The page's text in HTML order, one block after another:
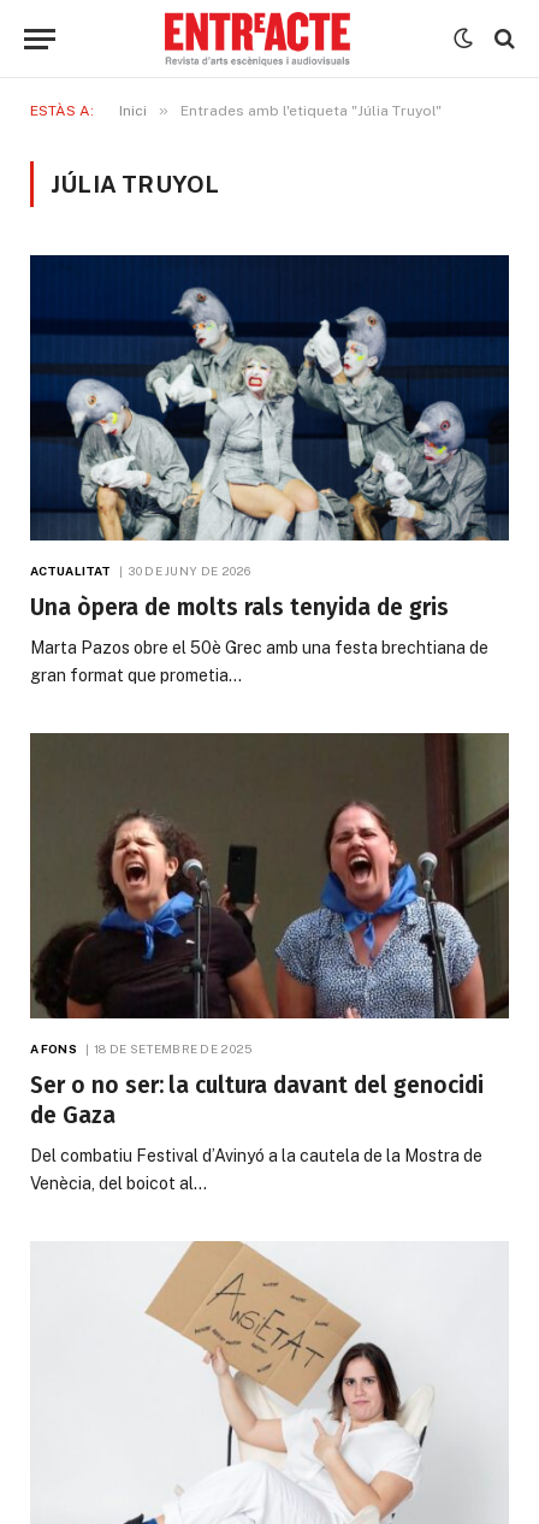
ESTÀS A: Inici » Entrades amb l'etiqueta "Júlia Truyol"
JÚLIA TRUYOL
ACTUALITAT 30 DE JUNY DE 2026
Una òpera de molts rals tenyida de gris
Marta Pazos obre el 50è Grec amb una festa brechtiana de
gran format que prometia…
A FONS 18 DE SETEMBRE DE 2025
Ser o no ser: la cultura davant del genocidi
de Gaza
Del combatiu Festival d’Avinyó a la cautela de la Mostra de
Venècia, del boicot al…